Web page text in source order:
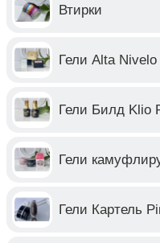
Втирки
Гели Alta Nivelo
Гели Билд Klio
Гели
Гели Картель